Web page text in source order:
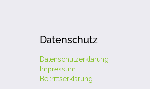
Datenschutz
Datenschutzerklärung
Impressum
Beitrittserklärung